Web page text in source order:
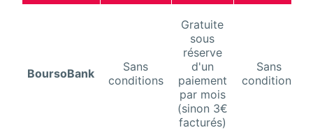
BoursoBank
Sans
conditions
Gratuite
sous
réserve
d'un
paiement
par mois
(sinon 3€
facturés)
Sans
conditions